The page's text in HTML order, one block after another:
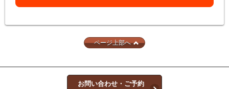
ページ上部へ
お問い合わせ・ご予約